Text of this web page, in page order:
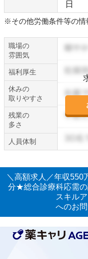
日
※その他労働条件等の情
職場の
雰囲気
福利厚生
休みの
取りやすさ
残業の
多さ
人員体制
＼高額求人／年収550
分★総合診療科応需の
スキル
へのお